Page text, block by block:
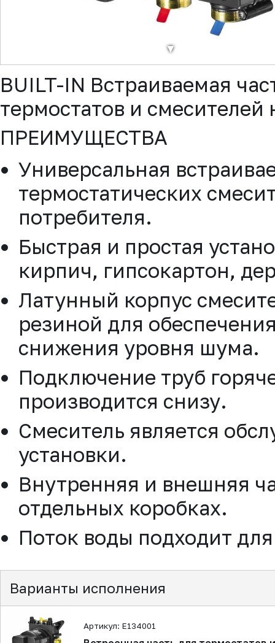
▼
BUILT-IN Встраиваемая
термостатов и смесителей
ПРЕИМУЩЕСТВА
Универсальная
термостатических
потребителя.
Быстрая и простая
кирпич, гипсокартон,
Латунный корпус
резиной для
снижения уровня шума.
Подключение труб
производится снизу.
Смеситель является
установки.
Внутренняя и внешняя
отдельных коробках.
Поток воды подходит
Варианты исполнения
Артикул: E134001